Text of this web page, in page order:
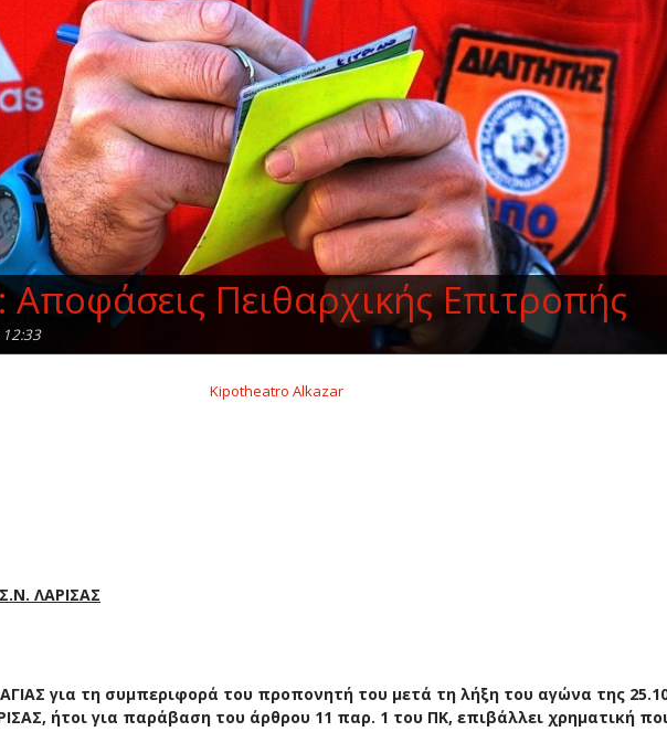
Αποφάσεις Πειθαρχικής Επιτροπής
ΛΑΡΙΣΑΣ
για τη συμπεριφορά του προπονητή του μετά τη λήξη του αγώνα της
ήτοι για παράβαση του άρθρου 11 παρ. 1 του ΠΚ, επιβάλλει χρηματική